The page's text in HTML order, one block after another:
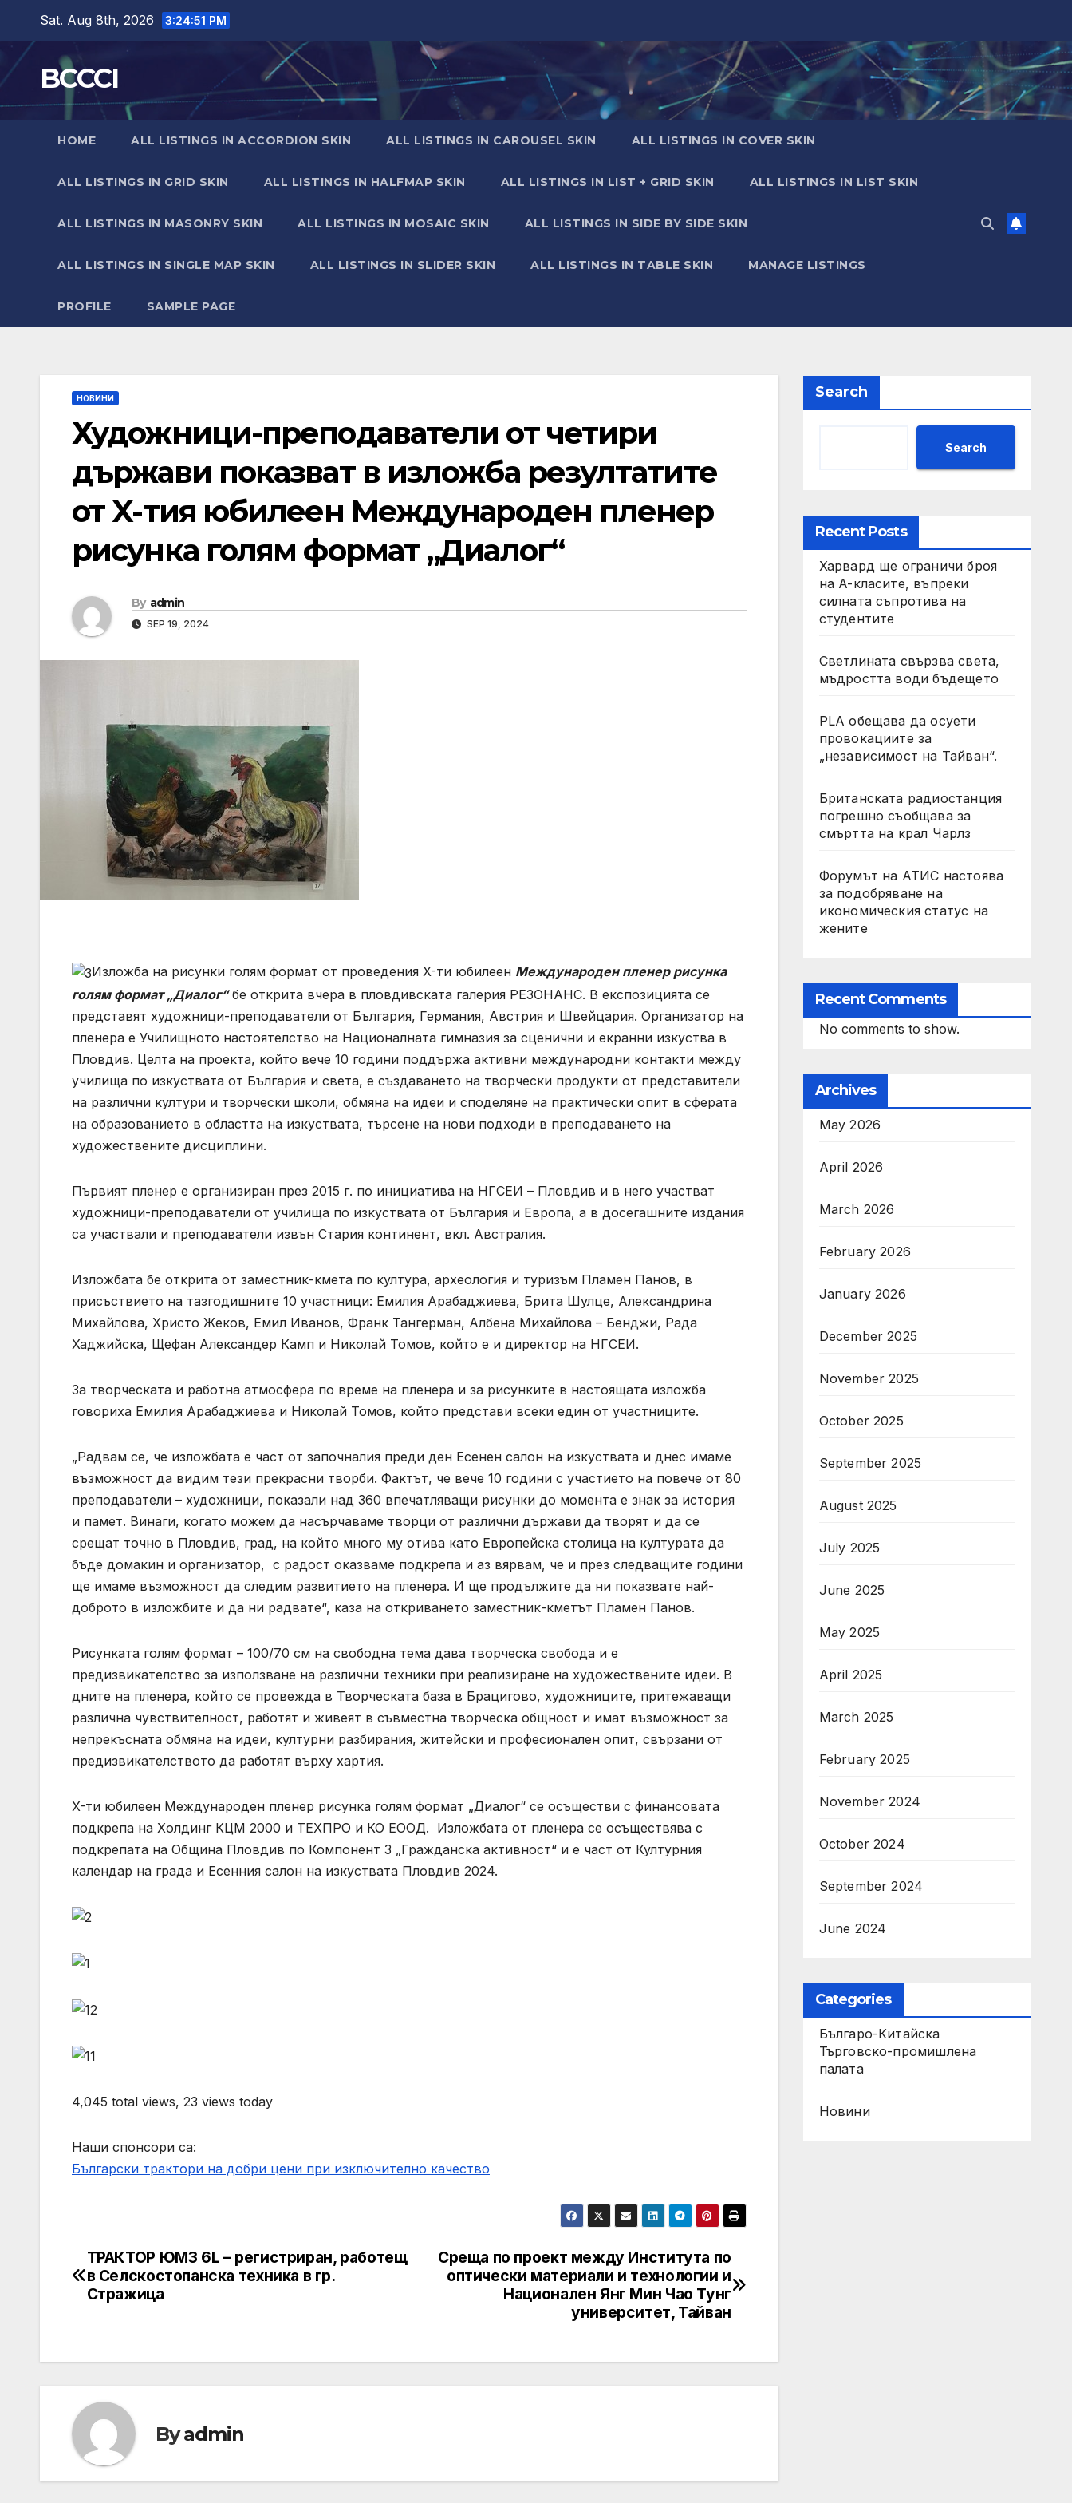
content
Sat. Aug 8th, 2026 3:24:52 PM
BCCCI
HOME ALL LISTINGS IN ACCORDION SKIN ALL LISTINGS IN CAROUSEL SKIN ALL LISTINGS IN COVER SKIN
ALL LISTINGS IN GRID SKIN ALL LISTINGS IN HALFMAP SKIN ALL LISTINGS IN LIST + GRID SKIN ALL LISTINGS IN LIST SKIN
ALL LISTINGS IN MASONRY SKIN ALL LISTINGS IN MOSAIC SKIN ALL LISTINGS IN SIDE BY SIDE SKIN
ALL LISTINGS IN SINGLE MAP SKIN ALL LISTINGS IN SLIDER SKIN ALL LISTINGS IN TABLE SKIN MANAGE LISTINGS
PROFILE SAMPLE PAGE
НОВИНИ
Художници-преподаватели от четири
държави показват в изложба резултатите
от X-тия юбилеен Международен пленер
рисунка голям формат „Диалог“
By admin
SEP 19, 2024
Изложба на рисунки голям формат от проведения X-ти юбилеен Международен пленер рисунка
голям формат „Диалог“бе открита вчера в пловдивската галерия РЕЗОНАНС. В експозицията се
представят художници-преподаватели от България, Германия, Австрия и Швейцария. Организатор на
пленера е Училищното настоятелство на Националната гимназия за сценични и екранни изкуства в
Пловдив. Целта на проекта, който вече 10 години поддържа активни международни контакти между
училища по изкуствата от България и света, е създаването на творчески продукти от представители
на различни култури и творчески школи, обмяна на идеи и споделяне на практически опит в сферата
на образованието в областта на изкуствата, търсене на нови подходи в преподаването на
художествените дисциплини.
Първият пленер е организиран през 2015 г. по инициатива на НГСЕИ – Пловдив и в него участват
художници-преподаватели от училища по изкуствата от България и Европа, а в досегашните издания
са участвали и преподаватели извън Стария континент, вкл. Австралия.
Изложбата бе открита от заместник-кмета по култура, археология и туризъм Пламен Панов, в
присъствието на тазгодишните 10 участници: Емилия Арабаджиева, Брита Шулце, Александрина
Михайлова, Христо Жеков, Емил Иванов, Франк Тангерман, Албена Михайлова – Бенджи, Рада
Хаджийска, Щефан Александер Камп и Николай Томов, който е и директор на НГСЕИ.
За творческата и работна атмосфера по време на пленера и за рисунките в настоящата изложба
говориха Емилия Арабаджиева и Николай Томов, който представи всеки един от участниците.
„Радвам се, че изложбата е част от започналия преди ден Есенен салон на изкуствата и днес имаме
възможност да видим тези прекрасни творби. Фактът, че вече 10 години с участието на повече от 80
преподаватели – художници, показали над 360 впечатляващи рисунки до момента е знак за история
и памет. Винаги, когато можем да насърчаваме творци от различни държави да творят и да се
срещат точно в Пловдив, град, на който много му отива като Европейска столица на културата да
бъде домакин и организатор, с радост оказваме подкрепа и аз вярвам, че и през следващите години
ще имаме възможност да следим развитието на пленера. И ще продължите да ни показвате най-
доброто в изложбите и да ни радвате“, каза на откриването заместник-кметът Пламен Панов.
Рисунката голям формат – 100/70 см на свободна тема дава творческа свобода и е
предизвикателство за използване на различни техники при реализиране на художествените идеи. В
дните на пленера, който се провежда в Творческата база в Брацигово, художниците, притежаващи
различна чувствителност, работят и живеят в съвместна творческа общност и имат възможност за
непрекъсната обмяна на идеи, културни разбирания, житейски и професионален опит, свързани от
предизвикателството да работят върху хартия.
X-ти юбилеен Международен пленер рисунка голям формат „Диалог“ се осъществи с финансовата
подкрепа на Холдинг КЦМ 2000 и ТЕХПРО и КО ЕООД. Изложбата от пленера се осъществява с
подкрепата на Община Пловдив по Компонент 3 „Гражданска активност“ и е част от Културния
календар на града и Есенния салон на изкуствата Пловдив 2024.
4,045 total views, 23 views today
Наши спонсори са:
Български трактори на добри цени при изключително качество
Post
navigation
Среща по проект между Института по
оптически материали и технологии и
Национален Янг Мин Чао Тунг
университет, Тайван
ТРАКТОР ЮМЗ 6L – регистриран, работещ
в Селскостопанска техника в гр.
Стражица
Byadmin
Search
Search
Recent Posts
Харвард ще ограничи броя
на A-класите, въпреки
силната съпротива на
студентите
Светлината свързва света,
мъдростта води бъдещето
PLA обещава да осуети
провокациите за
„независимост на Тайван“.
Британската радиостанция
погрешно съобщава за
смъртта на крал Чарлз
Форумът на АТИС настоява
за подобряване на
икономическия статус на
жените
Recent Comments
No comments to show.
Archives
May 2026
April 2026
March 2026
February 2026
January 2026
December 2025
November 2025
October 2025
September 2025
August 2025
July 2025
June 2025
May 2025
April 2025
March 2025
February 2025
November 2024
October 2024
September 2024
June 2024
Categories
Българо-Китайска
Търговско-промишлена
палaта
Новини